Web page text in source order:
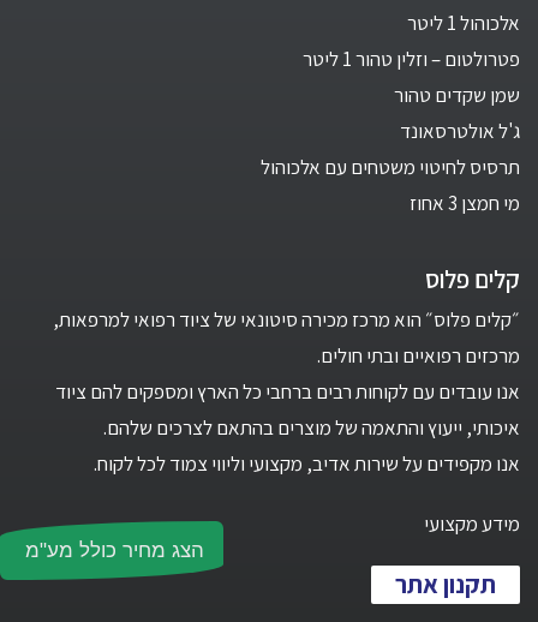
הצג מחיר כולל מע"מ
אלכוהול 1 ליטר
פטרולטום – וזלין טהור 1 ליטר
שמן שקדים טהור
ג'ל אולטרסאונד
תרסיס לחיטוי משטחים עם אלכוהול
מי חמצן 3 אחוז
קלים פלוס
״קלים פלוס״ הוא מרכז מכירה סיטונאי של ציוד רפואי למרפאות,
מרכזים רפואיים ובתי חולים.
אנו עובדים עם לקוחות רבים ברחבי כל הארץ ומספקים להם ציוד
איכותי, ייעוץ והתאמה של מוצרים בהתאם לצרכים שלהם.
אנו מקפידים על שירות אדיב, מקצועי וליווי צמוד לכל לקוח.
מידע מקצועי
תקנון אתר